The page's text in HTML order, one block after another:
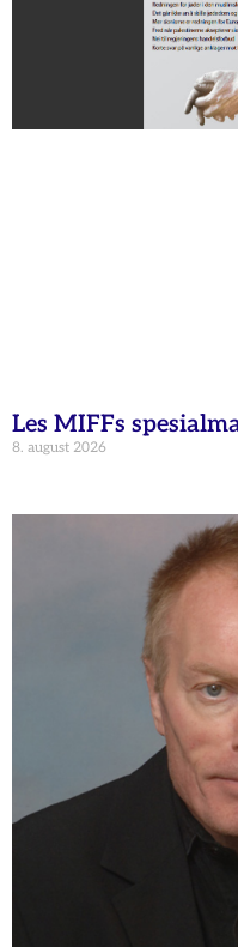
Les MIFFs
8. august 2026